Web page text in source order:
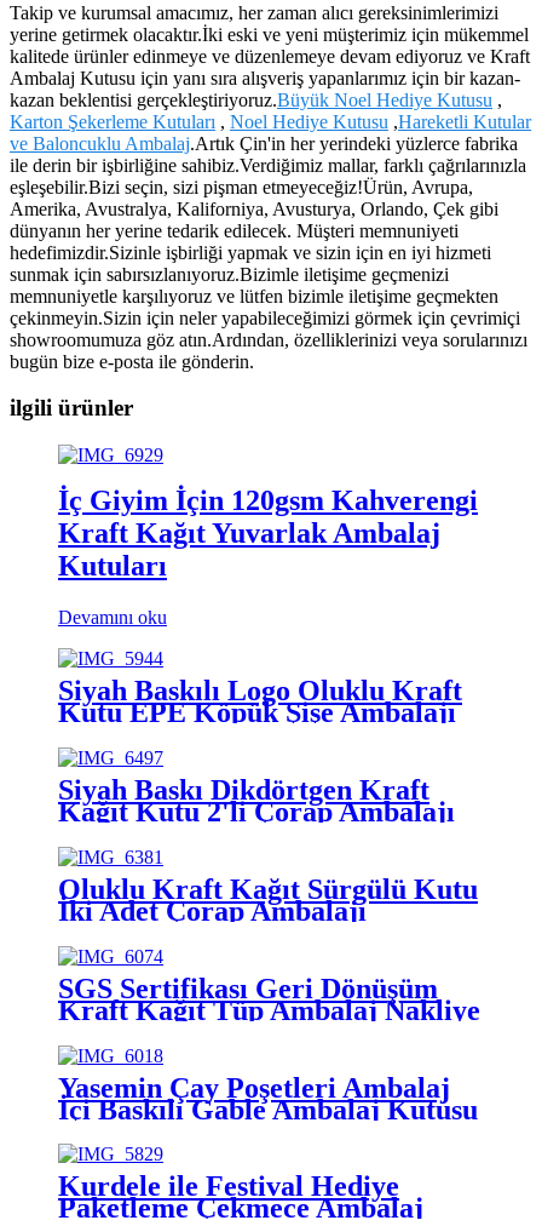
Takip ve kurumsal amacımız, her zaman alıcı gereksinimlerimizi
yerine getirmek olacaktır.İki eski ve yeni müşterimiz için mükemmel
kalitede ürünler edinmeye ve düzenlemeye devam ediyoruz ve Kraft
Ambalaj Kutusu için yanı sıra alışveriş yapanlarımız için bir kazan-
kazan beklentisi gerçekleştiriyoruz.Büyük Noel Hediye Kutusu ,
Karton Şekerleme Kutuları , Noel Hediye Kutusu ,Hareketli Kutular
ve Baloncuklu Ambalaj.Artık Çin'in her yerindeki yüzlerce fabrika
ile derin bir işbirliğine sahibiz.Verdiğimiz mallar, farklı çağrılarınızla
eşleşebilir.Bizi seçin, sizi pişman etmeyeceğiz!Ürün, Avrupa,
Amerika, Avustralya, Kaliforniya, Avusturya, Orlando, Çek gibi
dünyanın her yerine tedarik edilecek. Müşteri memnuniyeti
hedefimizdir.Sizinle işbirliği yapmak ve sizin için en iyi hizmeti
sunmak için sabırsızlanıyoruz.Bizimle iletişime geçmenizi
memnuniyetle karşılıyoruz ve lütfen bizimle iletişime geçmekten
çekinmeyin.Sizin için neler yapabileceğimizi görmek için çevrimiçi
showroomumuza göz atın.Ardından, özelliklerinizi veya sorularınızı
bugün bize e-posta ile gönderin.
ilgili ürünler
İç Giyim İçin 120gsm Kahverengi
Kraft Kağıt Yuvarlak Ambalaj
Kutuları
Devamını oku
Siyah Baskılı Logo Oluklu Kraft
Kutu EPE Köpük Şişe Ambalajı
Siyah Baskı Dikdörtgen Kraft
Kağıt Kutu 2'li Çorap Ambalajı
Oluklu Kraft Kağıt Sürgülü Kutu
İki Adet Çorap Ambalajı
SGS Sertifikası Geri Dönüşüm
Kraft Kağıt Tüp Ambalaj Nakliye
Yasemin Çay Poşetleri Ambalaj
İçi Baskılı Gable Ambalaj Kutusu
Kurdele ile Festival Hediye
Paketleme Çekmece Ambalaj